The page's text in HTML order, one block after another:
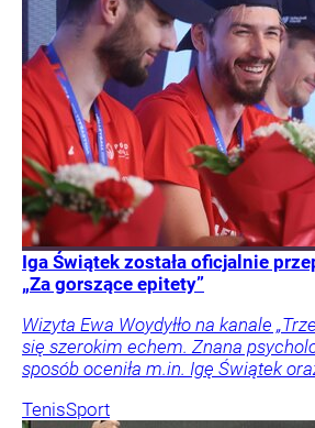
Iga Świątek została oficjalnie
„Za gorszące epitety”
Wizyta Ewa Woydyłło na kanale
się szerokim echem. Znana
sposób oceniła m.in. Igę Świątek
TenisSport